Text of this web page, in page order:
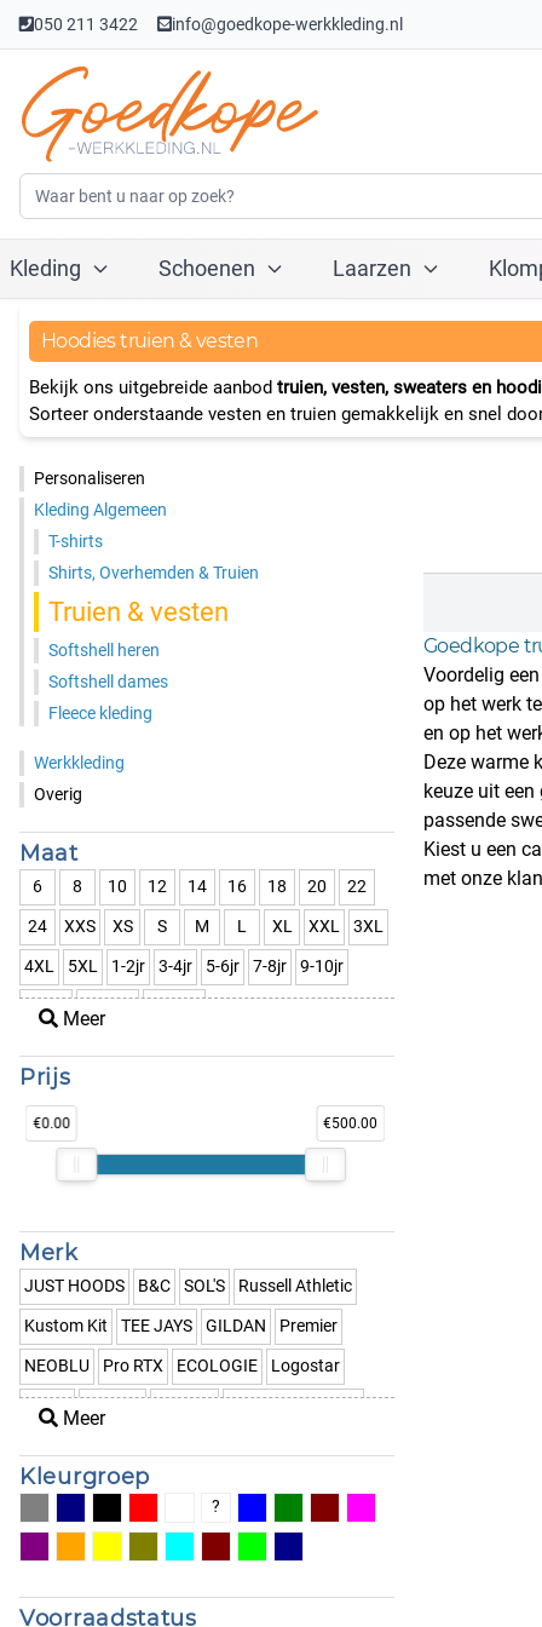
050 211 3422 info@goedkope-werkkleding.nl
Kleding Schoenen Laarzen
Hoodies truien & vesten
Bekijk ons uitgebreide aanbod truien, vesten, sweaters en
Sorteer onderstaande vesten en truien gemakkelijk en snel
Personaliseren
Kleding Algemeen
T-shirts
Shirts, Overhemden & Truien
Truien & vesten
Softshell heren
Softshell dames
Fleece kleding
Werkkleding
Overig
Maat
6 8 10 12 14 16 18 20 22
24
Meer
XXS XS S M L XL XXL 3XL
4XL 5XL 1-2jr 3-4jr 5-6jr 7-8jr 9-10jr
9-11jr 11-12jr 12-14jr
Prijs
€0.00 €500.00
Merk
JUST HOODS B&C SOL'S Russell Athletic
Kustom Kit TEE JAYS GILDAN Premier
NEOBLU Pro RTX ECOLOGIE Logostar
Outlet RESULT TOMBO Tricorp Workwear
Meer
Kleurgroep
?
Voorraadstatus
Goedkope
Voordelig
op het werk
en op het
Deze warme
keuze uit
passende
Kiest u een
met onze